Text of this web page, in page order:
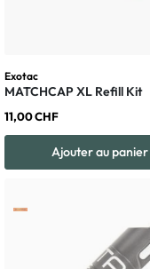
Exotac
MATCHCAP XL Refill Kit
11,00 CHF
Ajouter au panier